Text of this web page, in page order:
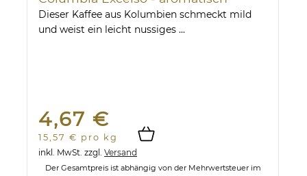
Dieser Kaffee aus Kolumbien schmeckt mild
und weist ein leicht nussiges ...
4,67 €
15,57 € pro kg
inkl. MwSt. zzgl. Versand
Der Gesamtpreis ist abhängig von der Mehrwertsteuer im